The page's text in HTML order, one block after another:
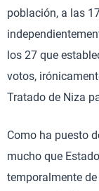
población, a las
los 27 que
votos,
Tratado de Niza
Como ha puesto
mucho que
temporalmente